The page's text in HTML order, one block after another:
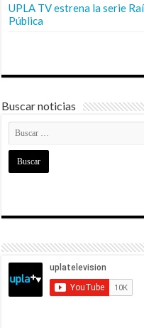
UPLA TV estrena la serie
Pública
Buscar noticias